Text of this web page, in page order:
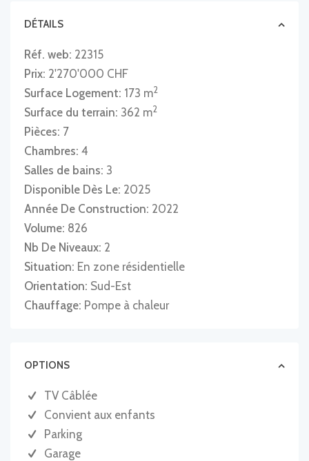
DÉTAILS
Réf. web: 22315
Prix: 2'270'000 CHF
Surface Logement: 173 m2
Surface du terrain: 362 m2
Pièces: 7
Chambres: 4
Salles de bains: 3
Disponible Dès Le: 2025
Année De Construction: 2022
Volume: 826
Nb De Niveaux: 2
Situation: En zone résidentielle
Orientation: Sud-Est
Chauffage: Pompe à chaleur
OPTIONS
TV Câblée
Convient aux enfants
Parking
Garage